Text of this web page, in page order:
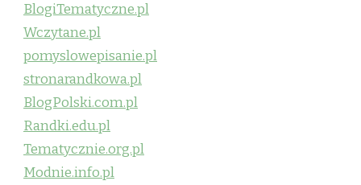
BlogiTematyczne.pl
Wczytane.pl
pomyslowepisanie.pl
stronarandkowa.pl
BlogPolski.com.pl
Randki.edu.pl
Tematycznie.org.pl
Modnie.info.pl